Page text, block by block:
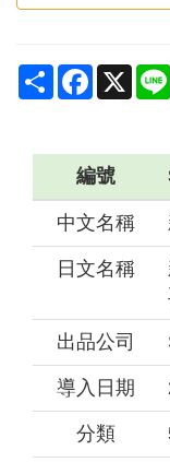
ShareFacebook
X
編號
中文名稱
日文名稱
出品公司
導入日期
分類